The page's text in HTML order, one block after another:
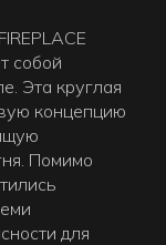
собой
Эта круглая
концепцию
Помимо
для